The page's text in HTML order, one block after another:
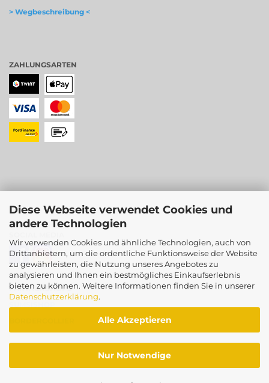
Diese Webseite verwendet Cookies und
andere Technologien
Wir verwenden Cookies und ähnliche Technologien, auch von
Drittanbietern, um die ordentliche Funktionsweise der Website
zu gewährleisten, die Nutzung unseres Angebotes zu
analysieren und Ihnen ein bestmögliches Einkaufserlebnis
bieten zu können. Weitere Informationen finden Sie in unserer
Datenschutzerklärung.
Alle Akzeptieren
Nur Notwendige
> Wegbeschreibung <
ZAHLUNGSARTEN
PARTNERSHOPS